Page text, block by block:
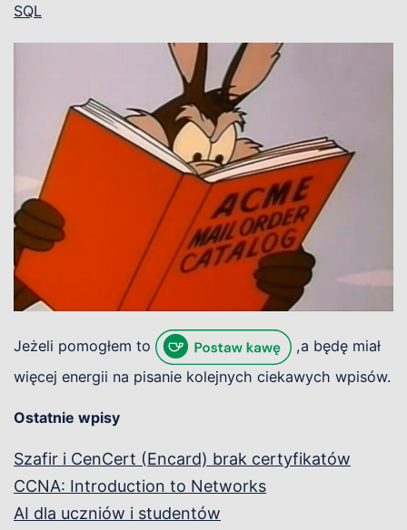
SQL
Jeżeli pomogłem to
,a będę miał
więcej energii na pisanie kolejnych ciekawych wpisów.
Ostatnie wpisy
Szafir i CenCert (Encard) brak certyfikatów
CCNA: Introduction to Networks
AI dla uczniów i studentów